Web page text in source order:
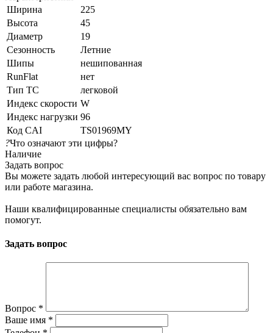
Ширина
225
Высота
45
Диаметр
19
Сезонность
Летние
Шипы
нешипованная
RunFlat
нет
Тип ТС
легковой
Индекс скорости W
Индекс нагрузки 96
Код CAI
TS01969MY
?Что означают эти цифры?
Наличие
Задать вопрос
Вы можете задать любой интересующий вас вопрос по товару
или работе магазина.
Наши квалифицированные специалисты обязательно вам
помогут.
Задать вопрос
Вопрос *
Ваше имя *